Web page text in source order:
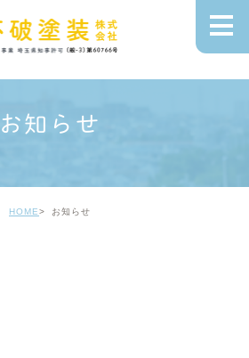
お知らせ
HOME お知らせ